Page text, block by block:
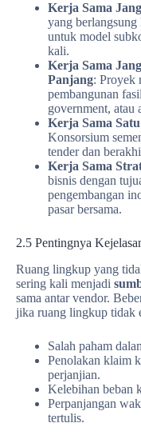
Kerja Sama
yang berlangsung
untuk model
kali.
Kerja Sama
Panjang: Proyek
pembangunan
government, atau
Kerja Sama
Konsorsium
tender dan
Kerja Sama
bisnis dengan
pengembangan
pasar bersama.
2.5 Pentingnya
Ruang lingkup yang
sering kali menjadi
sama antar vendor.
jika ruang lingkup tidak
Salah paham
Penolakan klaim
perjanjian.
Kelebihan beban
Perpanjangan
tertulis.